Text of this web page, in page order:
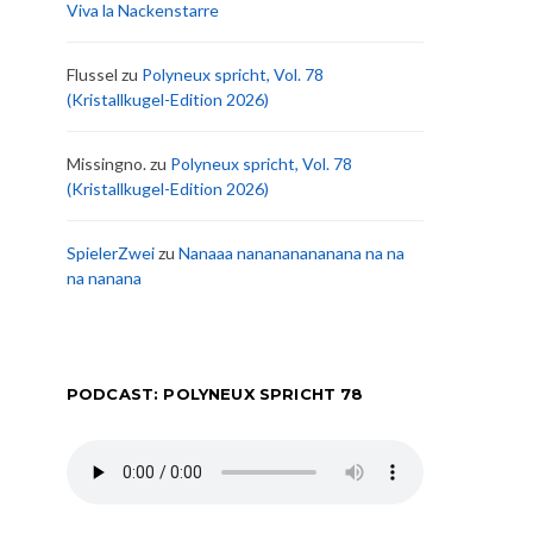
Viva la Nackenstarre
Flussel zu Polyneux spricht, Vol. 78
(Kristallkugel-Edition 2026)
Missingno.zu Polyneux spricht, Vol. 78
(Kristallkugel-Edition 2026)
SpielerZweizu Nanaaa nanananananana na na
na nanana
PODCAST: POLYNEUX SPRICHT 78